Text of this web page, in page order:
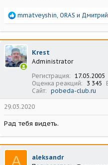
Р
а
к
ц
и
и
mmatveyshin, ORAS и
Krest
Administrator
Регистрация
17.05.2005
Оценка реакций
3 345
Сайт
pobeda-club.ru
29.03.2020
Рад тебя видеть.
A aleksandr